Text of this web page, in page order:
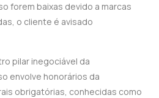
forem baixas devido a marcas
o cliente é avisado
pilar inegociável da
envolve honorários da
obrigatórias, conhecidas como